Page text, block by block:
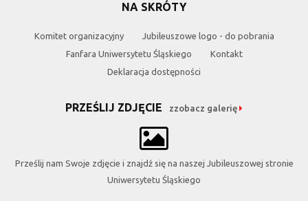
NA SKRÓTY
Komitet organizacyjny
Jubileuszowe logo - do pobrania
Fanfara Uniwersytetu Śląskiego
Kontakt
Deklaracja dostępności
PRZEŚLIJ ZDJĘCIE zzobacz galerię
Prześlij nam Swoje zdjęcie i znajdź się na naszej Jubileuszowej stronie
Uniwersytetu Śląskiego